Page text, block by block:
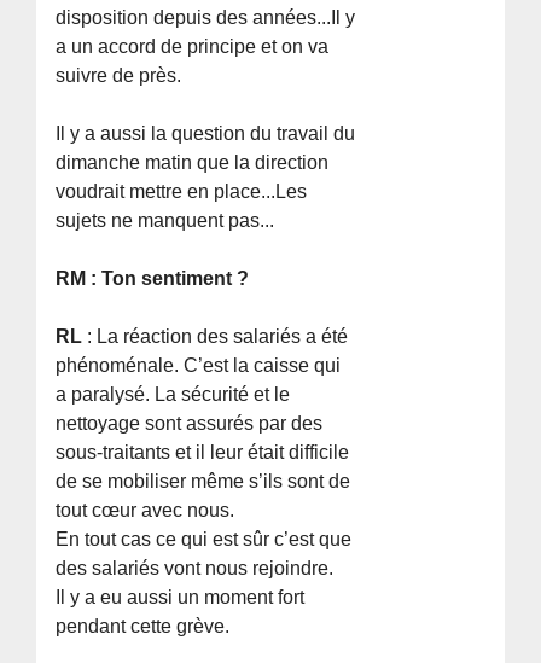
disposition depuis des années...Il y
a un accord de principe et on va
suivre de près.
Il y a aussi la question du travail du
dimanche matin que la direction
voudrait mettre en place...Les
sujets ne manquent pas...
RM : Ton sentiment ?
RL : La réaction des salariés a été
phénoménale. C’est la caisse qui
a paralysé. La sécurité et le
nettoyage sont assurés par des
sous-traitants et il leur était difficile
de se mobiliser même s’ils sont de
tout cœur avec nous.
En tout cas ce qui est sûr c’est que
des salariés vont nous rejoindre.
Il y a eu aussi un moment fort
pendant cette grève.